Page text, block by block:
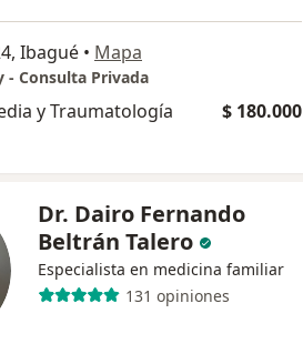
Ibagué • Mapa
- Consulta Privada
y Traumatología $ 180.000
Dr. Dairo Fernando
Beltrán Talero
Especialista en medicina familiar
131 opiniones